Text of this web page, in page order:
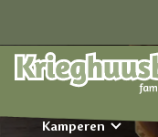
Kamperen